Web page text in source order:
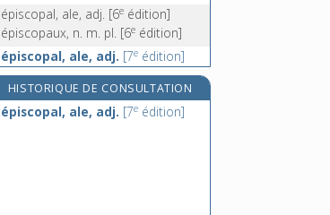
épiscopal, ale, adj. [6e édition]
épiscopaux, n. m. pl. [6e édition]
épiscopal, ale, adj. [7e édition]
épiscopaux, n. m. pl.[7eédition]
épiscopal, ale, adj.[8eédition]
épiscopal, -ale, adj.[9 eédition]
HISTORIQUE DE CONSULTATION
épiscopal, ale, adj. [7e édition]